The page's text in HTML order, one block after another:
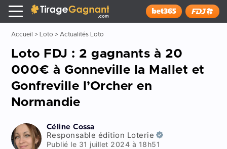
x
Tirage Gagnant
Installer
Accueil > Loto > Actualités Loto
Loto FDJ : 2 gagnants à 20
000€ à Gonneville la Mallet et
Gonfreville l’Orcher en
Normandie
Céline Cossa
Responsable édition Loterie
Publié le 31 juillet 2024 à 18h51